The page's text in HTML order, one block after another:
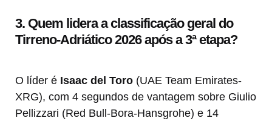
3. Quem lidera a classificação geral do
Tirreno-Adriático 2026 após a 3ª etapa?
O líder é Isaac del Toro (UAE Team Emirates-
XRG), com 4 segundos de vantagem sobre Giulio
Pellizzari (Red Bull-Bora-Hansgrohe) e 14